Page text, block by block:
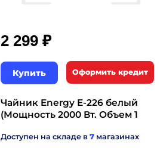
2 299 ₽
Купить Оформить кредит
Чайник Energy E-226 белый
(Мощность 2000 Вт. Объем 1
Доступен на складе в 7 магазинах